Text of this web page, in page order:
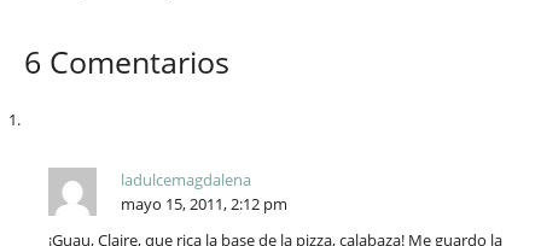
6 Comentarios
ladulcemagdalena
mayo 15, 2011, 2:12 pm
¡Guau, Claire, que rica la base de la pizza, calabaza! Me guardo la